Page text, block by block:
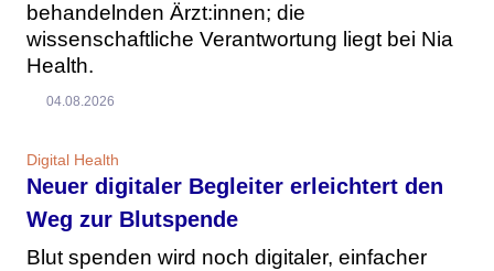
behandelnden Ärzt:innen; die
wissenschaftliche Verantwortung liegt bei Nia
Health.
04.08.2026
Digital Health
Neuer digitaler Begleiter erleichtert den
Weg zur Blutspende
Blut spenden wird noch digitaler, einfacher